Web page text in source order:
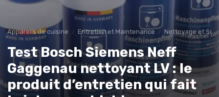
Appareils de cuisine Entretien et Maintenance Nettoyage et
Test Bosch Siemens Neff
Gaggenau nettoyant LV : le
produit d’entretien qui fait